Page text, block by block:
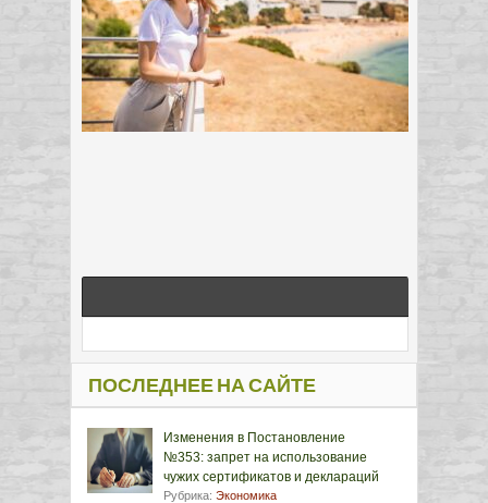
ПОСЛЕДНЕЕ НА САЙТЕ
Изменения в Постановление
№353: запрет на использование
чужих сертификатов и деклараций
Рубрика: Экономика